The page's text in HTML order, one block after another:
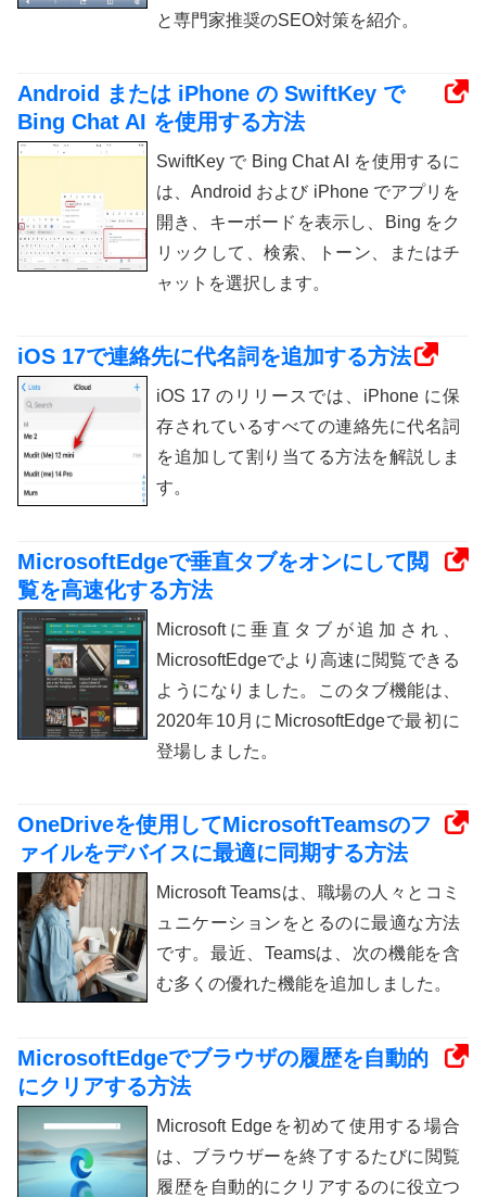
と専門家推奨のSEO対策を紹介。
Android または iPhone の SwiftKey で
Bing Chat AI を使用する方法
SwiftKey で Bing Chat AI を使用するに
は、Android および iPhone でアプリを
開き、キーボードを表示し、Bing をク
リックして、検索、トーン、またはチ
ャットを選択します。
iOS 17で連絡先に代名詞を追加する方法
iOS 17 のリリースでは、iPhone に保
存されているすべての連絡先に代名詞
を追加して割り当てる方法を解説しま
す。
MicrosoftEdgeで垂直タブをオンにして閲
覧を高速化する方法
Microsoftに垂直タブが追加され、
MicrosoftEdgeでより高速に閲覧できる
ようになりました。このタブ機能は、
2020年10月にMicrosoftEdgeで最初に
登場しました。
OneDriveを使用してMicrosoftTeamsのフ
ァイルをデバイスに最適に同期する方法
Microsoft Teamsは、職場の人々とコミ
ュニケーションをとるのに最適な方法
です。最近、Teamsは、次の機能を含
む多くの優れた機能を追加しました。
MicrosoftEdgeでブラウザの履歴を自動的
にクリアする方法
Microsoft Edgeを初めて使用する場合
は、ブラウザーを終了するたびに閲覧
履歴を自動的にクリアするのに役立つ